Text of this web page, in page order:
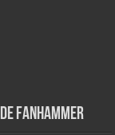
FanHammer